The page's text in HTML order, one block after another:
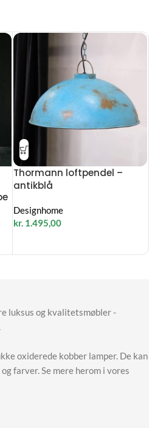
Thormann loftpendel –
antikblå
Designhome
kr. 1.495,00
luksus og kvalitetsmøbler -
oxiderede kobber lamper. De kan
farver. Se mere herom i vores